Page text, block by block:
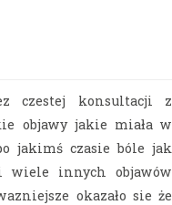
czestej konsultacji z
objawy jakie miała w
jakimś czasie bóle jak
wiele innych objawów
okazało sie że